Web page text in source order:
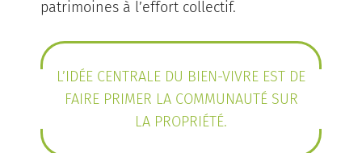
patrimoines à l’effort collectif.
L’IDÉE CENTRALE DU BIEN-VIVRE EST DE
FAIRE PRIMER LA COMMUNAUTÉ SUR
LA PROPRIÉTÉ.